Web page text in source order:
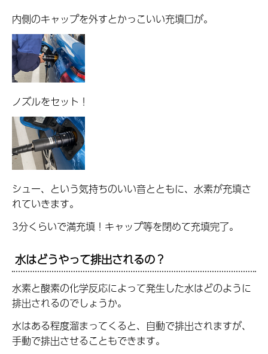
内側のキャップを外すとかっこいい充填口が。
ノズルをセット！
シュー、という気持ちのいい音とともに、水素が充填さ
れていきます。
3分くらいで満充填！キャップ等を閉めて充填完了。
水はどうやって排出されるの？
水素と酸素の化学反応によって発生した水はどのように
排出されるのでしょうか。
水はある程度溜まってくると、自動で排出されますが、
手動で排出させることもできます。